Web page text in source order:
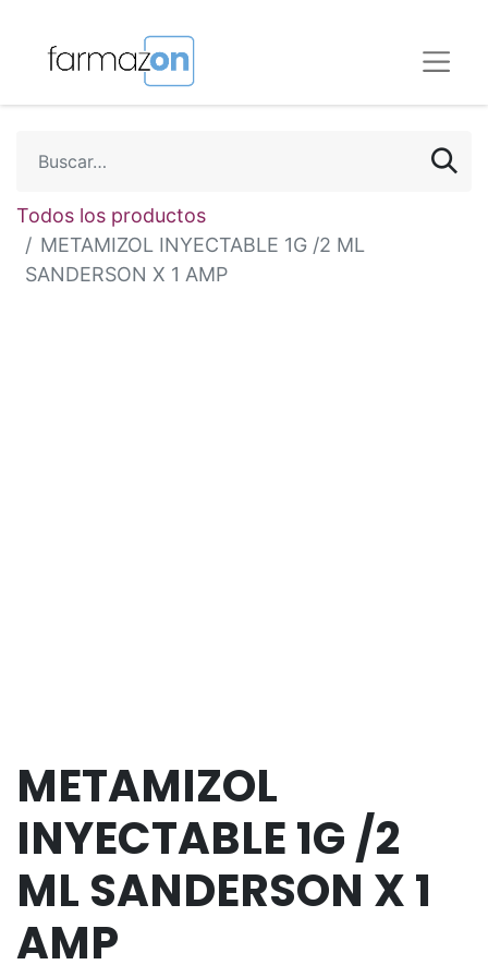
Todos los productos
METAMIZOL INYECTABLE 1G /2 ML
SANDERSON X 1 AMP
METAMIZOL
INYECTABLE 1G /2
ML SANDERSON X 1
AMP